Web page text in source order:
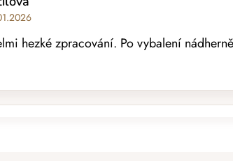
hezké zpracování. Po vybalení